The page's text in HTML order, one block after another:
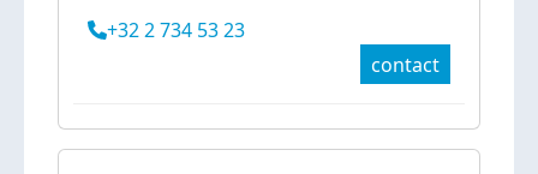
+32 2 734 53 23
contact